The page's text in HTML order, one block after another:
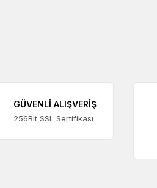
GÜVENLİ ALIŞVERİŞ
256Bit SSL Sertifikası